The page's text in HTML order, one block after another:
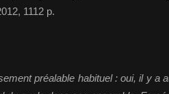
1112 p.
préalable habituel : oui, il y a